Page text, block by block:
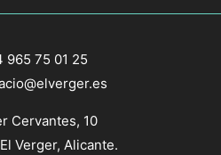
965 75 01 25
Cervantes, 10
Verger, Alicante.